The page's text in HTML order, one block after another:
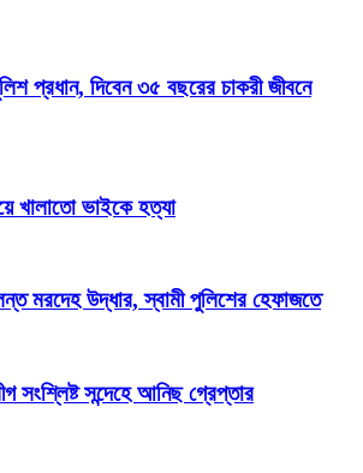
প্রধান, দিবেন ৩৫ বছরের চাকরী জীবনে
খালাতো ভাইকে হত্যা
মরদেহ উদ্ধার, স্বামী পুলিশের হেফাজতে
সংশ্লিষ্ট সন্দেহে আনিছ গ্রেপ্তার